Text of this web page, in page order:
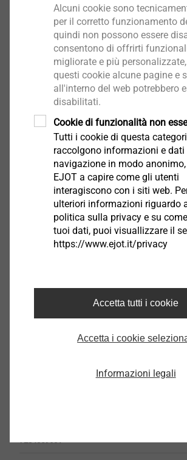
Product data sheet.pdf 152 KB
Incl.cappuccio coprivite RAL
7284055601
7284059601
Alcuni cookie sono
per il corretto funzionamento
quindi non possono essere
consentono di offrirti
migliorate e più
questi cookie alcune pagine e
all'interno del web potrebbero
disabilitati.
Cookie di funzionalità non
Tutti i cookie di questa
raccolgono informazioni e
navigazione in modo
EJOT a capire come gli utenti
interagiscono con i siti web.
ulteriori informazioni riguardo
politica sulla privacy e su
tuoi dati, puoi visuallizzare il
https://www.ejot.it/privacy
Accetta tutti i cookie
Accetta i cookie
Informazioni legali